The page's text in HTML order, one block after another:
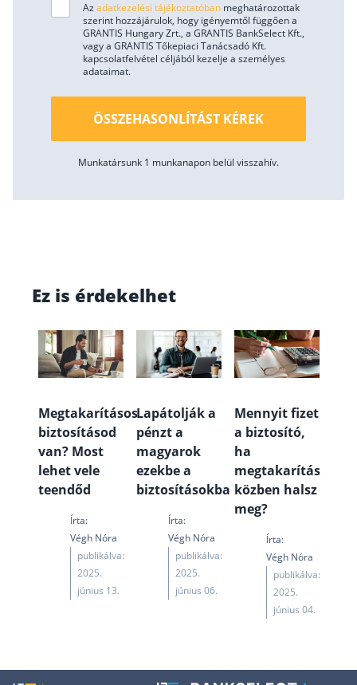
Az adatkezelési tájékoztatóban meghatározottak
szerint hozzájárulok, hogy igényemtől függően a
GRANTIS Hungary Zrt., a GRANTIS BankSelect Kft.,
vagy a GRANTIS Tőkepiaci Tanácsadó Kft.
kapcsolatfelvétel céljából kezelje a személyes
adataimat.
ÖSSZEHASONLÍTÁST KÉREK
Munkatársunk 1 munkanapon belül visszahív.
Ez is érdekelhet
Megtakarításos
biztosításod
van? Most
lehet vele
teendőd
Írta:
Végh Nóra
publikálva:
2025.
június 13.
Lapátolják a
pénzt a
magyarok
ezekbe a
biztosításokba
Írta:
Végh Nóra
publikálva:
2025.
június 06.
Mennyit fizet
a biztosító,
ha
megtakarítás
közben halsz
meg?
Írta:
Végh Nóra
publikálva:
2025.
június 04.